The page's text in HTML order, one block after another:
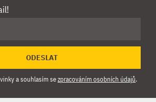
ODESLAT
a souhlasím sezpracováním osobních údajů.